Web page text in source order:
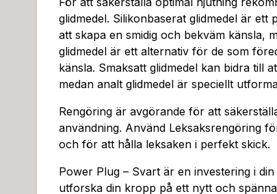
glidmedel. Silikonbaserat glidmedel är
att skapa en smidig och bekväm känsla,
glidmedel är ett alternativ för de som
känsla. Smaksatt glidmedel kan bidra till
medan analt glidmedel är speciellt
Rengöring är avgörande för att
användning. Använd Leksaksrengöring
och för att hålla leksaken i perfekt skick.
Power Plug – Svart är en investering i
utforska din kropp på ett nytt och